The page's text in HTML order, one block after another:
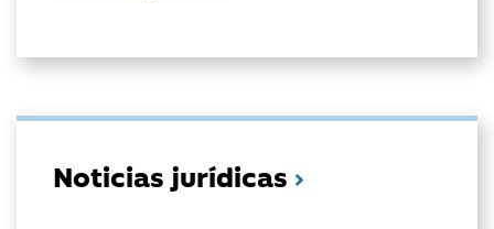
Noticias jurídicas